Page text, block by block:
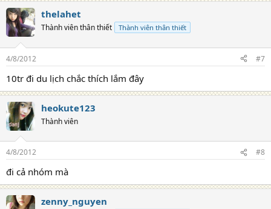
thelahet
Thành viên thân thiết Thành viên thân thiết
4/8/2012 #7
10tr đi du lịch chắc thích lắm đây
heokute123
Thành viên
4/8/2012 #8
đi cả nhóm mà
zenny_nguyen